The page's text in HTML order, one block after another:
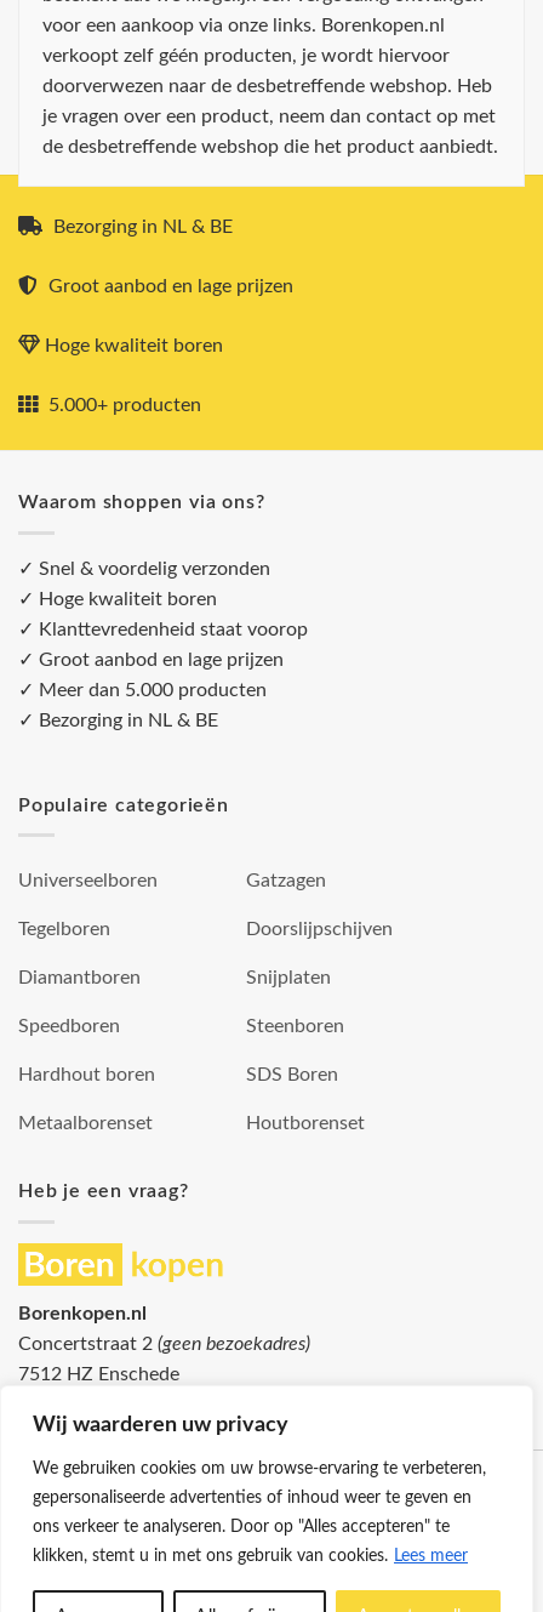
Wij waarderen uw privacy
We gebruiken cookies om uw browse-ervaring te verbeteren,
gepersonaliseerde advertenties of inhoud weer te geven en
ons verkeer te analyseren. Door op "Alles accepteren" te
klikken, stemt u in met ons gebruik van cookies. Lees meer
voor een aankoop via onze links. Borenkopen.nl
verkoopt zelf géén producten, je wordt hiervoor
doorverwezen naar de desbetreffende webshop. Heb
je vragen over een product, neem dan contact op met
de desbetreffende webshop die het product aanbiedt.
Bezorging in NL & BE
Groot aanbod en lage prijzen
Hoge kwaliteit boren
5.000+ producten
Waarom shoppen via ons?
✓ Snel & voordelig verzonden
✓ Hoge kwaliteit boren
✓ Klanttevredenheid staat voorop
✓ Groot aanbod en lage prijzen
✓ Meer dan 5.000 producten
✓ Bezorging in NL & BE
Populaire categorieën
Universeelboren
Tegelboren
Diamantboren
Speedboren
Hardhout boren
Metaalborenset
Gatzagen
Doorslijpschijven
Snijplaten
Steenboren
SDS Boren
Houtborenset
Heb je een vraag?
Borenkopen.nl
Concertstraat 2 (geen bezoekadres)
7512 HZ Enschede